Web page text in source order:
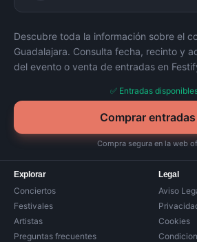
Descubre toda la información sobre el
Guadalajara. Consulta fecha, recinto y
del evento o venta de entradas en
✅ Entradas
Comprar
Compra segura en la web
Explorar
Conciertos
Festivales
Artistas
Preguntas frecuentes
Legal
Aviso
Cookies